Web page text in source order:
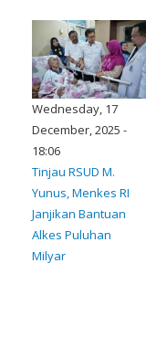
Wednesday, 17
December, 2025 -
18:06
Tinjau RSUD M.
Yunus, Menkes RI
Janjikan Bantuan
Alkes Puluhan
Milyar